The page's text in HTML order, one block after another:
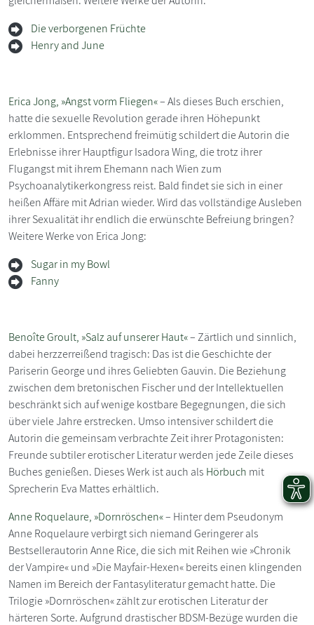
Die verborgenen Früchte
Henry and June
Erica Jong, »Angst vorm Fliegen«– Als dieses Buch erschien,
hatte die sexuelle Revolution gerade ihren Höhepunkt
erklommen. Entsprechend freimütig schildert die Autorin die
Erlebnisse ihrer Hauptfigur Isadora Wing, die trotz ihrer
Flugangst mit ihrem Ehemann nach Wien zum
Psychoanalytikerkongress reist. Bald findet sie sich in einer
heißen Affäre mit Adrian wieder. Wird das vollständige Ausleben
ihrer Sexualität ihr endlich die erwünschte Befreiung bringen?
Weitere Werke von Erica Jong:
Sugar in my Bowl
Fanny
Benoîte Groult, »Salz auf unserer Haut«– Zärtlich und sinnlich,
dabei herzzerreißend tragisch: Das ist die Geschichte der
Pariserin George und ihres Geliebten Gauvin. Die Beziehung
zwischen dem bretonischen Fischer und der Intellektuellen
beschränkt sich auf wenige kostbare Begegnungen, die sich
über viele Jahre erstrecken. Umso intensiver schildert die
Autorin die gemeinsam verbrachte Zeit ihrer Protagonisten:
Freunde subtiler erotischer Literatur werden jede Zeile dieses
Buches genießen. Dieses Werk ist auch als Hörbuch mit
Sprecherin Eva Mattes erhältlich.
Anne Roquelaure, »Dornröschen«– Hinter dem Pseudonym
Anne Roquelaure verbirgt sich niemand Geringerer als
Bestsellerautorin Anne Rice, die sich mit Reihen wie »Chronik
der Vampire« und »Die Mayfair-Hexen« bereits einen klingenden
Namen im Bereich der Fantasyliteratur gemacht hatte. Die
Trilogie »Dornröschen« zählt zur erotischen Literatur der
härteren Sorte. Aufgrund drastischer BDSM-Bezüge wurden die